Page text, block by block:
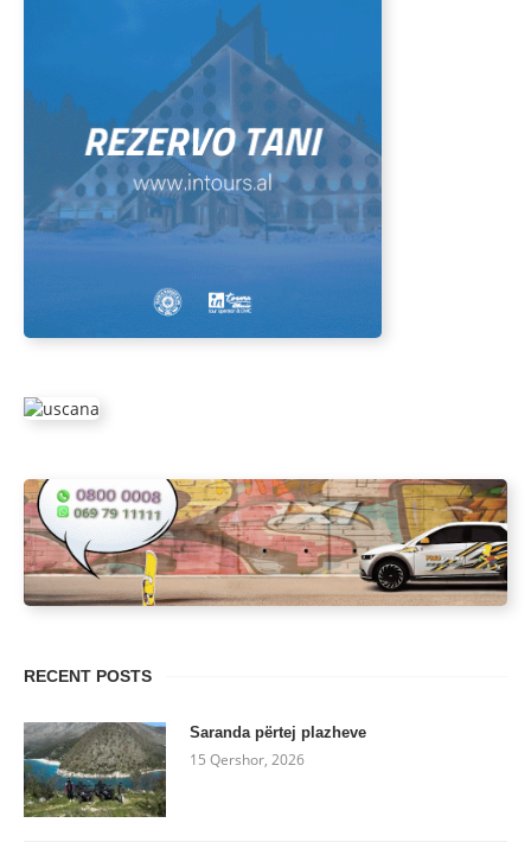
RECENT POSTS
Saranda përtej plazheve
15 Qershor, 2026